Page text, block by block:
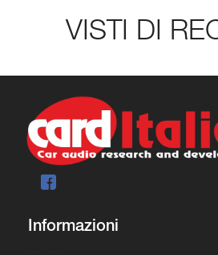
VISTI DI
Informazioni